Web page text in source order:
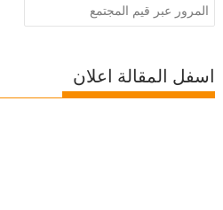
المرور عبر قيم المجتمع
اسفل المقالة اعلان